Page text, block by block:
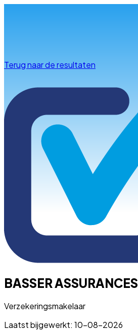
Terug naar de resultaten
BASSER ASSURANCES
Verzekeringsmakelaar
Laatst bijgewerkt: 10-08-2026